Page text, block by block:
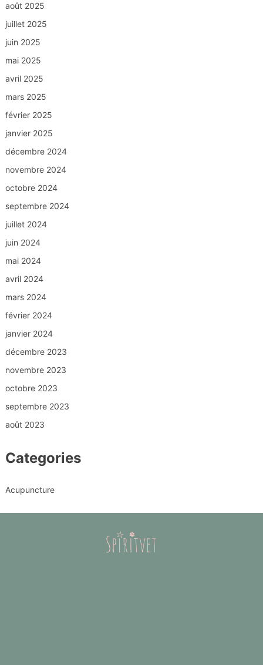
août 2025
juillet 2025
juin 2025
mai 2025
avril 2025
mars 2025
février 2025
janvier 2025
décembre 2024
novembre 2024
octobre 2024
septembre 2024
juillet 2024
juin 2024
mai 2024
avril 2024
mars 2024
février 2024
janvier 2024
décembre 2023
novembre 2023
octobre 2023
septembre 2023
août 2023
Categories
Acupuncture